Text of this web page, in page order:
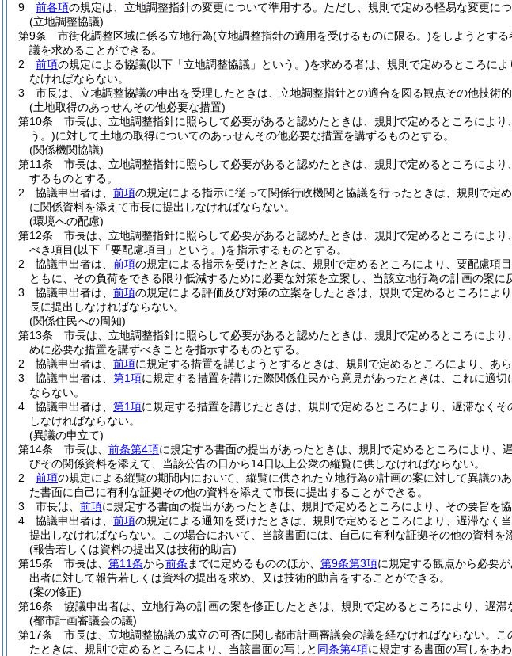
9
前各項の規定は、立地調整指針の変更について準用する。 ただし、規則で定める軽易な変更に
(立地調整協議)
第9条
市街化調整区域に係る立地行為(立地調整指針の適用を受けるものに限る。)をしようとす
議を求めることができる。
2
前項の規定による協議(以下「立地調整協議」という。)を求める者は、規則で定めるところに
なければならない。
3
市長は、立地調整協議の申出を受理したときは、立地調整指針との適合を図る観点その他技術
(土地取得のあっせんその他必要な措置)
第10条
市長は、立地調整指針に照らして必要があると認めたときは、規則で定めるところによ
う。)に対して土地の取得についてのあっせんその他必要な措置を講ずるものとする。
(関係機関協議)
第11条
市長は、立地調整指針に照らして必要があると認めたときは、規則で定めるところによ
するものとする。
2
協議申出者は、 前項の規定による指示に従って関係行政機関と協議を行ったときは、規則で定
に関係資料を添えて市長に提出しなければならない。
(環境への配慮)
第12条
市長は、立地調整指針に照らして必要があると認めたときは、規則で定めるところによ
べき項目(以下「要配慮項目」という。)を指示するものとする。
2
協議申出者は、 前項の規定による指示を受けたときは、規則で定めるところにより、要配慮項
ともに、その負荷をできる限り低減するために必要な対策を立案し、当該立地行為の計画の案に
3
協議申出者は、 前項の規定による評価及び対策の立案をしたときは、規則で定めるところによ
長に提出しなければならない。
(関係住民への周知)
第13条
市長は、立地調整指針に照らして必要があると認めたときは、規則で定めるところによ
めに必要な措置を講ずべきことを指示するものとする。
2
協議申出者は、 前項に規定する措置を講じようとするときは、規則で定めるところにより、あ
3
協議申出者は、 第1項に規定する措置を講じた際関係住民から意見があったときは、これに適
ならない。
4
協議申出者は、 第1項に規定する措置を講じたときは、規則で定めるところにより、遅滞なく
しなければならない。
(異議の申立て)
第14条
市長は、 前条第4項に規定する書面の提出があったときは、規則で定めるところにより、
びその関係資料を添えて、当該公告の日から14日以上公衆の縦覧に供しなければならない。
2
前項の規定による縦覧の期間内において、縦覧に供された立地行為の計画の案に対して異議の
た書面に自己に有利な証拠その他の資料を添えて市長に提出することができる。
3
市長は、 前項に規定する書面の提出があったときは、規則で定めるところにより、その要旨を
4
協議申出者は、 前項の規定による通知を受けたときは、規則で定めるところにより、遅滞なく
提出しなければならない。
この場合において、当該書面には、自己に有利な証拠その他の資料を
(報告若しくは資料の提出又は技術的助言)
第15条
市長は、 第11条から前条 までに定めるもののほか、 第9条第3項に規定する観点から必要
出者に対して報告若しくは資料の提出を求め、又は技術的助言をすることができる。
(案の修正)
第16条
協議申出者は、立地行為の計画の案を修正したときは、規則で定めるところにより、遅滞
(都市計画審議会の議)
第17条
市長は、立地調整協議の成立の可否に関し都市計画審議会の議を経なければならない。 こ
たときは、規則で定めるところにより、当該書面の写しと 同条第4項に規定する書面の写しをあ